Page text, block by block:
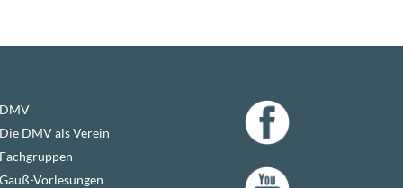
DMV
Die DMV als Verein
Fachgruppen
Gauß-Vorlesungen